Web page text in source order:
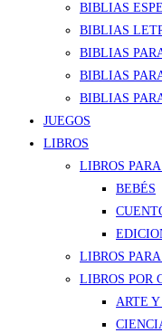
BIBLIAS
BIBLIAS
BIBLIAS
BIBLIAS
BIBLIAS
JUEGOS
LIBROS
LIBROS
BEBÉS
LIBROS
LIBROS POR
ARTE